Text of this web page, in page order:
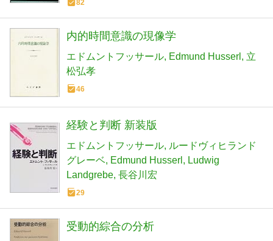
82
内的時間意識の現像学
エドムントフッサール Edmund Husserl
立
松弘孝
46
経験と判断 新装版
エドムントフッサール ルードヴィヒランド
グレーベ Edmund Husserl
Ludwig
Landgrebe 長谷川宏
29
受動的綜合の分析